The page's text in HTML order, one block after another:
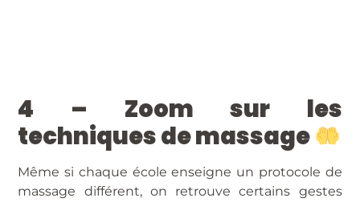
4 – Zoom sur les
techniques de massage
Même si chaque école enseigne un protocole de
massage différent, on retrouve certains gestes